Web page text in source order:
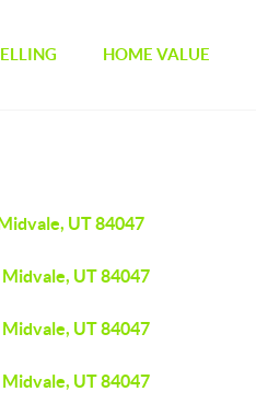
HOME VALUE
UT 84047
Midvale, UT 84047
Midvale, UT 84047
Midvale, UT 84047